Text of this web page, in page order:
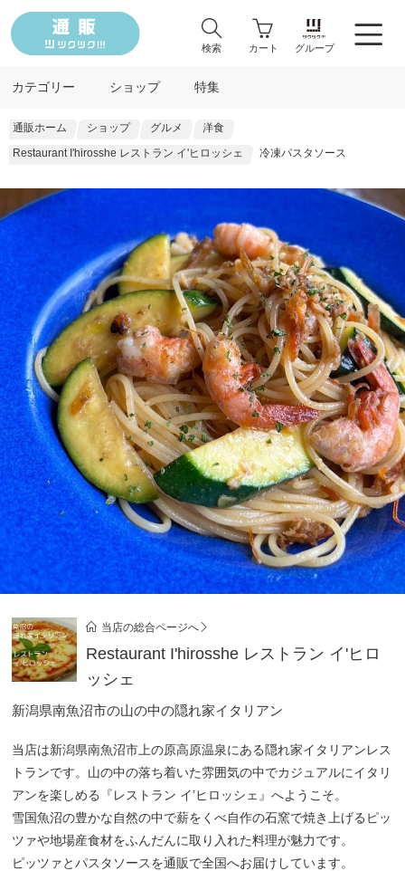
検索 カート グループ
カテゴリー ショップ 特集
通販ホーム ショップ グルメ
洋食
Restaurant I'hirosshe レストラン イ'ヒロッシェ
冷凍パスタソース
当店の総合ページへ
Restaurant I'hirosshe レストラン イ'ヒロ
ッシェ
新潟県南魚沼市の山の中の隠れ家イタリアン
当店は新潟県南魚沼市上の原高原温泉にある隠れ家イタリアンレス
トランです。山の中の落ち着いた雰囲気の中でカジュアルにイタリ
アンを楽しめる『レストラン イ’ヒロッシェ』へようこそ。
雪国魚沼の豊かな自然の中で薪をくべ自作の石窯で焼き上げるピッ
ツァや地場産食材をふんだんに取り入れた料理が魅力です。
ピッツァとパスタソースを通販で全国へお届けしています。